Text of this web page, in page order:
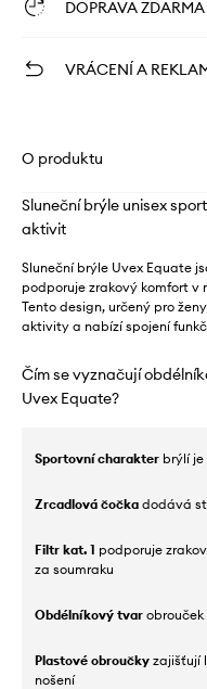
DOPRAVA
VRÁCENÍ A
O produktu
Sluneční brýle unisex
aktivit
Sluneční brýle Uvex Equate
podporuje zrakový komfort v
Tento design, určený pro
aktivity a nabízí spojení
Čím se vyznačují
Uvex Equate?
Sportovní charakter brýlí
Zrcadlová čočka dodává
Filtr kat. 1 podporuje
za soumraku
Obdélníkový tvar
Plastové obroučky zajišťují
nošení